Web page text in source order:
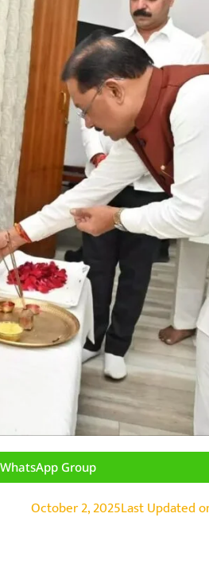
Group
October 2, 2025Last Updated